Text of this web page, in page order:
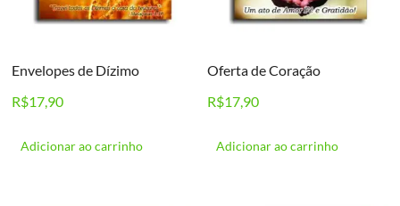
Envelopes de Dízimo
R$17,90
Adicionar ao carrinho
Oferta de Coração
R$17,90
Adicionar ao carrinho